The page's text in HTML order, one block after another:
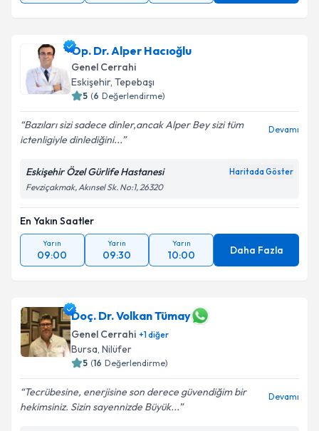
Op. Dr. Alper Hacıoğlu
Genel Cerrahi
Eskişehir, Tepebaşı
5 (6 Değerlendirme)
Bazıları sizi sadece dinler,ancak Alper Bey sizi tüm
ictenligiyle dinlediğini...
Devamı
Eskişehir Özel Gürlife Hastanesi Haritada Göster
Fevziçakmak, Akınsel Sk. No:1, 26320
En Yakın Saatler
Yarın
09:00
Yarın
09:30
Yarın
10:00 Daha Fazla
Doç. Dr. Volkan Tümay
Genel Cerrahi +1diğer
Bursa, Nilüfer
5 (16 Değerlendirme)
Tecrübesine, enerjisine son derece güvendiğim bir
hekimsiniz. Sizin sayennizde Büyük...
Devamı